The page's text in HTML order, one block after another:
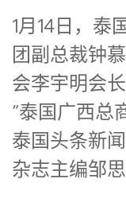
1月14日，泰
团副总裁钟
会李宇明会
“泰国广西总
泰国头条新
杂志主编邹